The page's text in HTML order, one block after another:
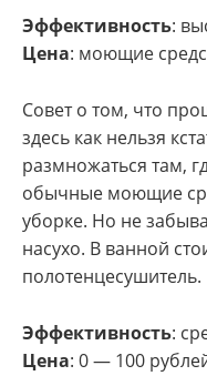
Эффективность:
Цена: моющие
Совет о том, что
здесь как нельзя
размножаться там,
обычные моющие
уборке. Но не
насухо. В ванной
полотенцесушитель.
Эффективность:
Цена: 0 — 100